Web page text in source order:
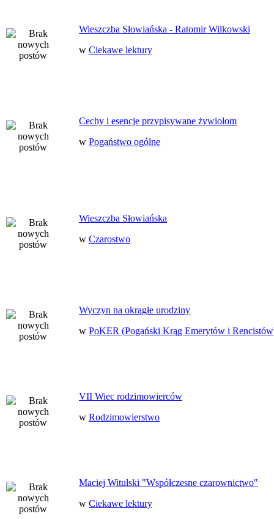
Wieszczba Słowiańska - Ratomir Wilkowski
w Ciekawe lektury
Cechy i esencje przypisywane żywiołom
w Pogaństwo ogólne
Wieszczba Słowiańska
w Czarostwo
Wyczyn na okrągłe urodziny
w PoKER (Pogański Krąg Emerytów i
VII Wiec rodzimowierców
w Rodzimowierstwo
Maciej Witulski "Współczesne czarownictwo"
w Ciekawe lektury